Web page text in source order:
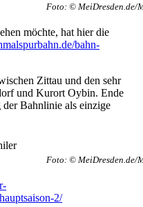
Foto: © MeiDresden.de/
möchte, hat hier die
bahn-
Zittau und den sehr
und Kurort Oybin. Ende
Bahnlinie als einzige
Foto: © MeiDresden.de/
2/